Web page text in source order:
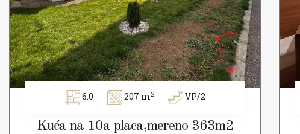
6.0 207 m2 VP/2
Kuća na 10a placa,mereno 363m2